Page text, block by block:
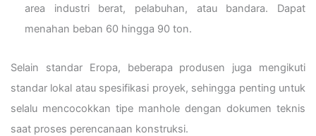
area industri berat, pelabuhan, atau bandara. Dapat
menahan beban 60 hingga 90 ton.
Selain standar Eropa, beberapa produsen juga mengikuti
standar lokal atau spesifikasi proyek, sehingga penting untuk
selalu mencocokkan tipe manhole dengan dokumen teknis
saat proses perencanaan konstruksi.